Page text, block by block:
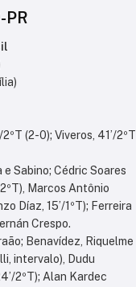
PR
(2-0); Viveros, 41’/2ºT
Sabino; Cédric Soares
Marcos Antônio
Díaz, 15’/1ºT); Ferreira
Crespo.
Benavídez, Riquelme
intervalo), Dudu
2ºT); Alan Kardec